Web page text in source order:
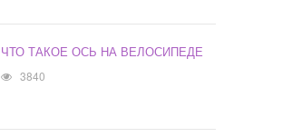
ЧТО ТАКОЕ ОСЬ НА ВЕЛОСИПЕДЕ
3840